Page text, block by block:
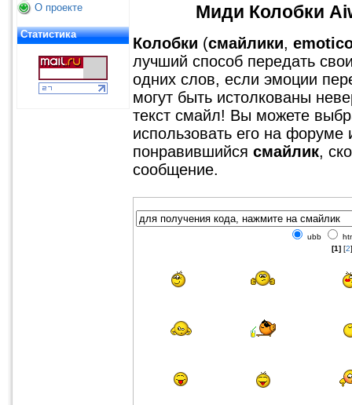
О проекте
Статистика
Миди Колобки
Колобки (смайлики,
лучший способ передать
одних слов, если эмоции
могут быть истолкованы
текст смайл! Вы можете
использовать его на
понравившийся смайлик,
сообщение.
ubb
[1] [2